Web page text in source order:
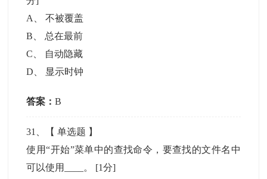
A
、不被覆盖
B
总在最前
C
自动隐藏
D
显示时钟
答案：B
31 、【单选题 】
使用“开始”菜单中的查找命令，要查找的文件名中
可以使用____。 [1分]